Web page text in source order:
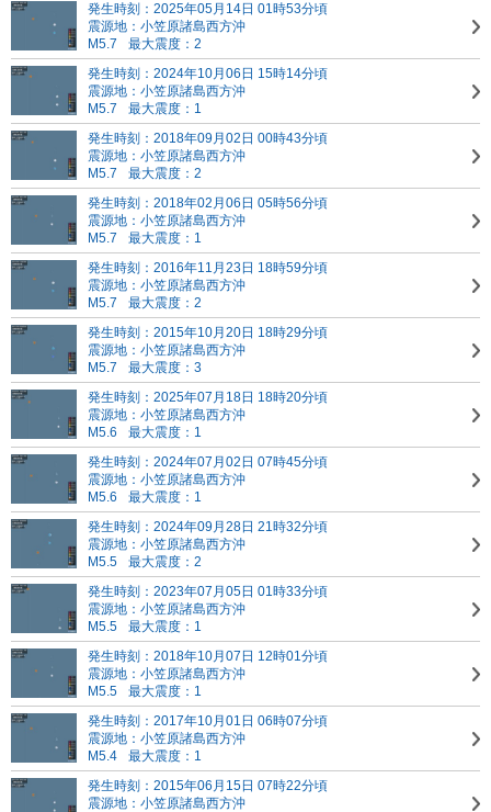
発生時刻：2025年05月14日 01時53分頃
震源地：小笠原諸島西方沖
M5.7
最大震度：2
発生時刻：2024年10月06日 15時14分頃
震源地：小笠原諸島西方沖
M5.7
最大震度：1
発生時刻：2018年09月02日 00時43分頃
震源地：小笠原諸島西方沖
M5.7
最大震度：2
発生時刻：2018年02月06日 05時56分頃
震源地：小笠原諸島西方沖
M5.7
最大震度：1
発生時刻：2016年11月23日 18時59分頃
震源地：小笠原諸島西方沖
M5.7
最大震度：2
発生時刻：2015年10月20日 18時29分頃
震源地：小笠原諸島西方沖
M5.7
最大震度：3
発生時刻：2025年07月18日 18時20分頃
震源地：小笠原諸島西方沖
M5.6
最大震度：1
発生時刻：2024年07月02日 07時45分頃
震源地：小笠原諸島西方沖
M5.6
最大震度：1
発生時刻：2024年09月28日 21時32分頃
震源地：小笠原諸島西方沖
M5.5
最大震度：2
発生時刻：2023年07月05日 01時33分頃
震源地：小笠原諸島西方沖
M5.5
最大震度：1
発生時刻：2018年10月07日 12時01分頃
震源地：小笠原諸島西方沖
M5.5
最大震度：1
発生時刻：2017年10月01日 06時07分頃
震源地：小笠原諸島西方沖
M5.4
最大震度：1
発生時刻：2015年06月15日 07時22分頃
震源地：小笠原諸島西方沖